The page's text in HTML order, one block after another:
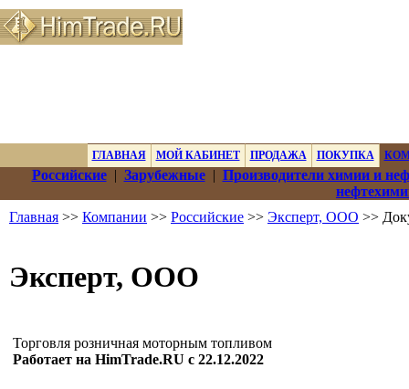
ГЛАВНАЯ МОЙ КАБИНЕТ ПРОДАЖА ПОКУПКА
Российские| Зарубежные| Производители химии и
Главная >> Компании >> Российские >> Эксперт, ООО >>
Эксперт, ООО
Торговля розничная моторным топливом
Работает на HimTrade.RU с 22.12.2022